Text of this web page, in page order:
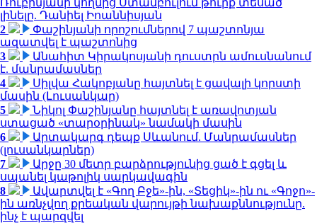
լինելը. Դանիել Իոաննիսյան
2
Փաշինյանի որոշումներով 7 պաշտոնյա
ազատվել է պաշտոնից
3
Անահիտ Կիրակոսյանի դուստրն ամուսնանում
է. մանրամասներ
4
Սիլվա Հակոբյանը հայտնել է ցավալի կորստի
մասին (Լուսանկար)
5
Նիկոլ Փաշինյանը հայտնել է առավոտյան
ստացած «տարօրինակ» նամակի մասին
6
Արտակարգ դեպք Սևանում. Մանրամասներ
(լուսանկարներ)
7
Արջը 30 մետր բարձրությունից ցած է գցել և
սպանել կաթոլիկ սարկավագին
8
Ավարտվել է «Գող Բջե»-ին, «Տեցիկ»-ին ու «Գոջո»-
ին առնչվող քրեական վարույթի նախաքննությունը.
ինչ է պարզվել